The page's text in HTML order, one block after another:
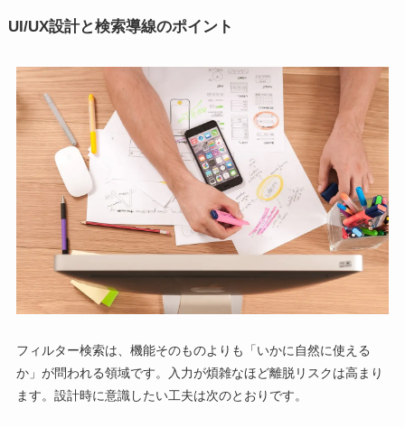
UI/UX設計と検索導線のポイント
フィルター検索は、機能そのものよりも「いかに自然に使える
か」が問われる領域です。入力が煩雑なほど離脱リスクは高まり
ます。設計時に意識したい工夫は次のとおりです。